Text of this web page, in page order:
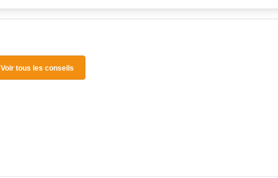
Voir tous les conseils